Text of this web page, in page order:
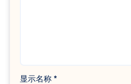
显示名称 *